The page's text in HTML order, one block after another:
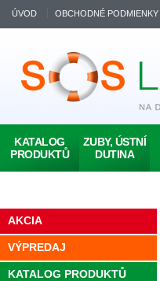
AKCIA
VÝPREDAJ
KATALOG PRODUKTŮ
ÚVOD OBCHODNÉ PODMIENKY
KATALOG
PRODUKTŮ
ZUBY, ÚSTNÍ
DUTINA